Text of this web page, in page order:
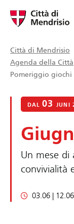
Città di Mendrisio
Agenda della Città
Pomeriggio giochi
DAL03 JUNI
Un mese
convivialità
03.06 |